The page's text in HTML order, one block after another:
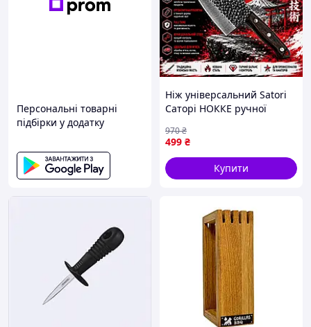
Тип заточки: двостороння
Персональні товарні
підбірки у додатку
Hiж універсальний Satori
Саторі НОККЕ ручної
лезо з рельєфною
текстурою
499 ₴
970₴
Купити